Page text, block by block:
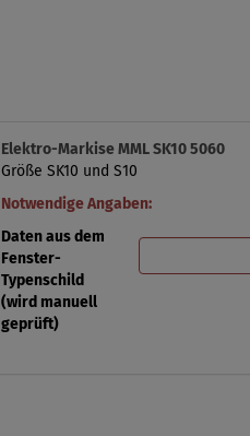
Elektro-Markise MML SK10 5060
Größe SK10 und S10
Notwendige Angaben:
Daten aus dem
Fenster-
Typenschild
(wird manuell
geprüft)